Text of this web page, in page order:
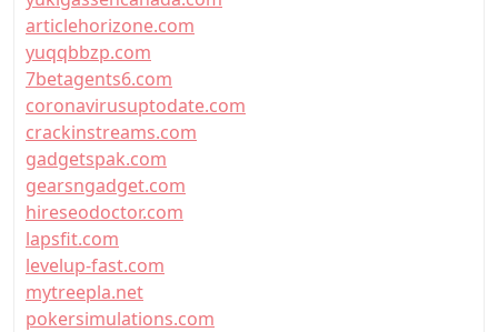
articlehorizone.com
yuqqbbzp.com
7betagents6.com
coronavirusuptodate.com
crackinstreams.com
gadgetspak.com
gearsngadget.com
hireseodoctor.com
lapsfit.com
levelup-fast.com
mytreepla.net
pokersimulations.com